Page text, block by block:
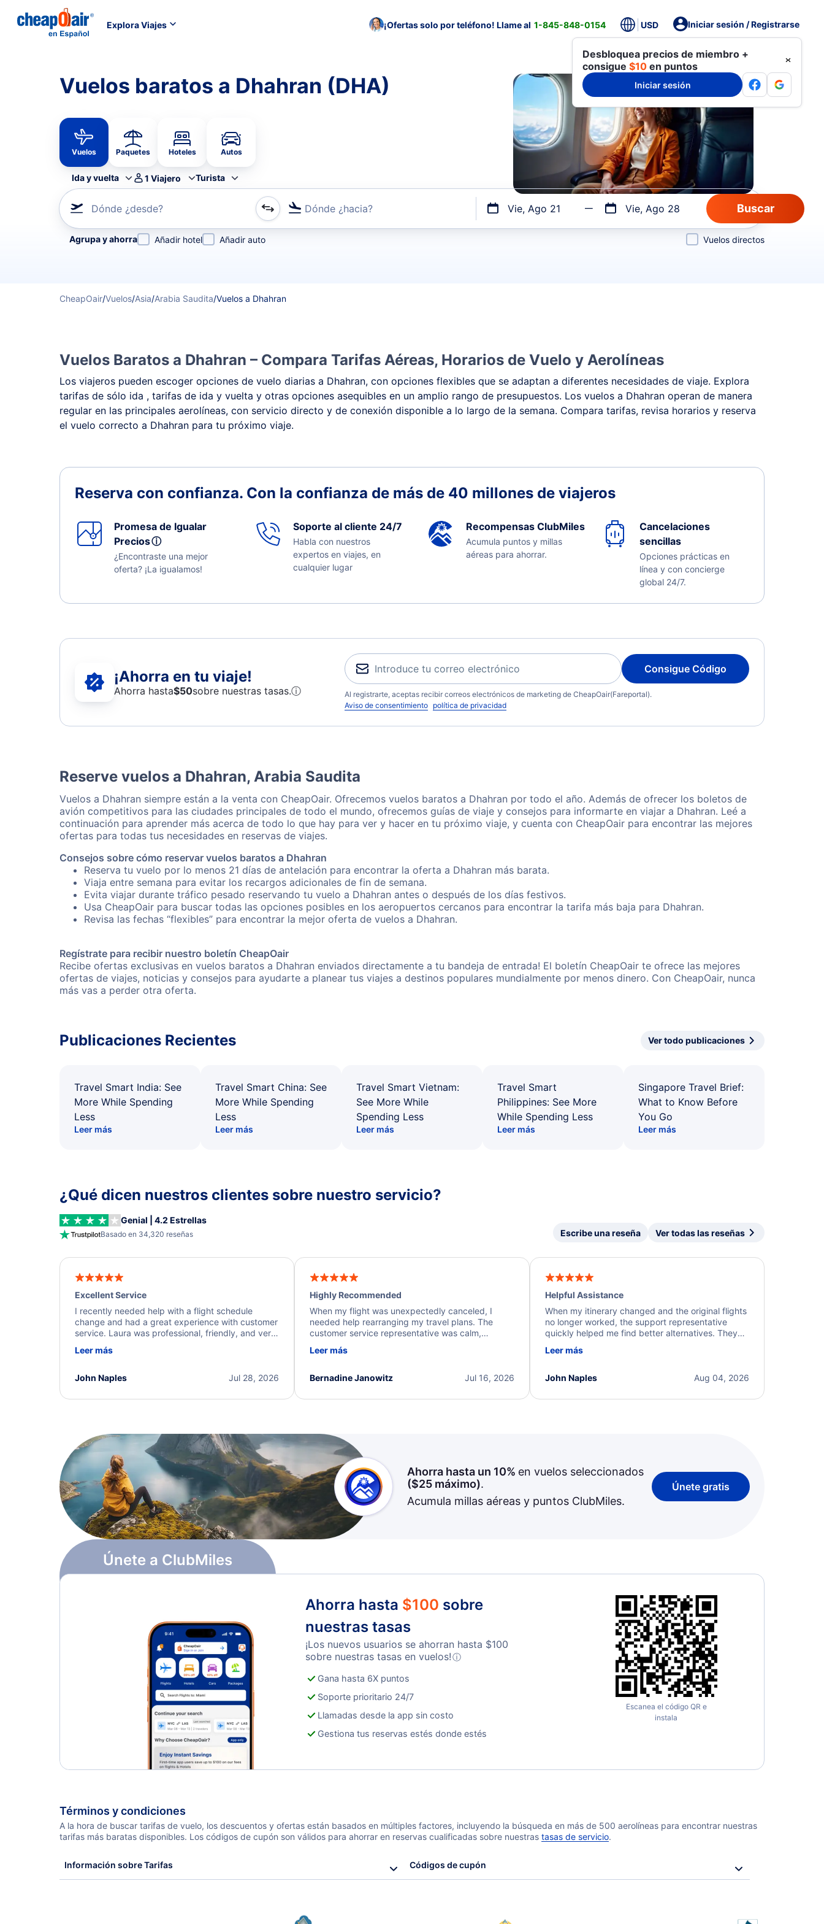
Explora Viajes ¡Ofertas solo por teléfono! Llame al 1-845-848-0154 USD Iniciar sesión / Registrarse
Desbloquea precios de miembro +
consigue $10 en puntos
Iniciar sesión
Vuelos baratos a Dhahran (DHA)
Vuelos Paquetes Hoteles Autos
Ida y vuelta 1 Viajero Turista
Dónde ¿desde? Dónde ¿hacia? Vie, Ago 21 Vie, Ago 28
Refina tu búsqueda por aerolínea, por ciudad o aeropuerto o por vuelos directos
Agrupa y ahorra Añadir hotel Añadir auto Vuelos directos
CheapOair/Vuelos/Asia/Arabia Saudita/Vuelos a Dhahran
Vuelos Baratos a Dhahran – Compara Tarifas Aéreas, Horarios de Vuelo y Aerolíneas
Los viajeros pueden escoger opciones de vuelo diarias a Dhahran, con opciones flexibles que se adaptan a diferentes necesidades de viaje. Explora
tarifas de sólo ida , tarifas de ida y vuelta y otras opciones asequibles en un amplio rango de presupuestos. Los vuelos a Dhahran operan de manera
regular en las principales aerolíneas, con servicio directo y de conexión disponible a lo largo de la semana. Compara tarifas, revisa horarios y reserva
el vuelo correcto a Dhahran para tu próximo viaje.
Reserva con confianza. Con la confianza de más de 40 millones de viajeros
Promesa de Igualar
Preciosⓘ
¿Encontraste una mejor
oferta? ¡La igualamos!
Soporte al cliente 24/7
Habla con nuestros
expertos en viajes, en
cualquier lugar
Recompensas ClubMiles
Acumula puntos y millas
aéreas para ahorrar.
Cancelaciones
sencillas
Opciones prácticas en
línea y con concierge
global 24/7.
¡Ahorra en tu viaje!
Ahorra hasta$50sobre nuestras tasas.ⓘ
Consigue Código
Al registrarte, aceptas recibir correos electrónicos de marketing de CheapOair(Fareportal).
Aviso de consentimiento política de privacidad
Reserve vuelos a Dhahran, Arabia Saudita
Vuelos a Dhahran siempre están a la venta con CheapOair. Ofrecemos vuelos baratos a Dhahran por todo el año. Además de ofrecer los boletos de
avión competitivos para las ciudades principales de todo el mundo, ofrecemos guías de viaje y consejos para informarte en viajar a Dhahran. Leé a
continuación para aprender más acerca de todo lo que hay para ver y hacer en tu próximo viaje, y cuenta con CheapOair para encontrar las mejores
ofertas para todas tus necesidades en reservas de viajes.
Consejos sobre cómo reservar vuelos baratos a Dhahran
Reserva tu vuelo por lo menos 21 días de antelación para encontrar la oferta a Dhahran más barata.
Viaja entre semana para evitar los recargos adicionales de fin de semana.
Evita viajar durante tráfico pesado reservando tu vuelo a Dhahran antes o después de los días festivos.
Usa CheapOair para buscar todas las opciones posibles en los aeropuertos cercanos para encontrar la tarifa más baja para Dhahran.
Revisa las fechas “flexibles” para encontrar la mejor oferta de vuelos a Dhahran.
Regístrate para recibir nuestro boletín CheapOair
Recibe ofertas exclusivas en vuelos baratos a Dhahran enviados directamente a tu bandeja de entrada! El boletín CheapOair te ofrece las mejores
ofertas de viajes, noticias y consejos para ayudarte a planear tus viajes a destinos populares mundialmente por menos dinero. Con CheapOair, nunca
más vas a perder otra oferta.
Publicaciones Recientes Ver todo publicaciones
Travel Smart India: See
More While Spending
Less
Leer más
Travel Smart China: See
More While Spending
Less
Leer más
Travel Smart Vietnam:
See More While
Spending Less
Leer más
Travel Smart
Philippines: See More
While Spending Less
Leer más
Singapore Travel Brief:
What to Know Before
You Go
Leer más
¿Qué dicen nuestros clientes sobre nuestro servicio?
Genial | 4.2 Estrellas
Basado en 34,320 reseñas Escribe una reseña Ver todas las reseñas
Excellent Service
I recently needed help with a flight schedule
change and had a great experience with customer
service. Laura was professional, friendly, and very
a solution and kept me informed of the next steps.
Leer más
Jul 28, 2026
John Naples
Highly Recommended
When my flight was unexpectedly canceled, I
needed help rearranging my travel plans. The
customer service representative was calm,
process. They quickly found alternative flight
I truly appreciate the excellent support and
Leer más
Jul 16, 2026
Bernadine Janowitz
Helpful Assistance
When my itinerary changed and the original flights
no longer worked, the support representative
quickly helped me find better alternatives. They
beyond to resolve the issue. I'm grateful for the
Leer más
Aug 04, 2026
John Naples
Únete a ClubMiles
Ahorra hasta un 10% en vuelos seleccionados
($25máximo).
Acumula millas aéreas y puntos ClubMiles.
Únete gratis
Ahorra hasta $100 sobre
nuestras tasas
¡Los nuevos usuarios se ahorran hasta $100
sobre nuestras tasas en vuelos!ⓘ
Gana hasta 6X puntos
Soporte prioritario 24/7
Llamadas desde la app sin costo
Gestiona tus reservas estés donde estés
Escanea el código QR e
instala
Términos y condiciones
A la hora de buscar tarifas de vuelo, los descuentos y ofertas están basados en múltiples factores, incluyendo la búsqueda en más de 500 aerolíneas para encontrar nuestras
tarifas más baratas disponibles. Los códigos de cupón son válidos para ahorrar en reservas cualificadas sobre nuestras tasas de servicio.
Información sobre Tarifas Códigos de cupón